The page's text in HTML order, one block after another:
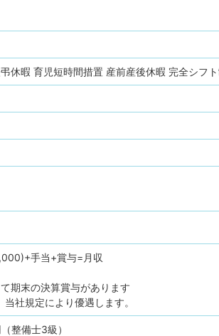
休暇 育児短時間措置 産前産後休暇 完全シフ
手当+賞与=月収
期末の決算賞与があります
社規定により優遇します。
整備士3級）